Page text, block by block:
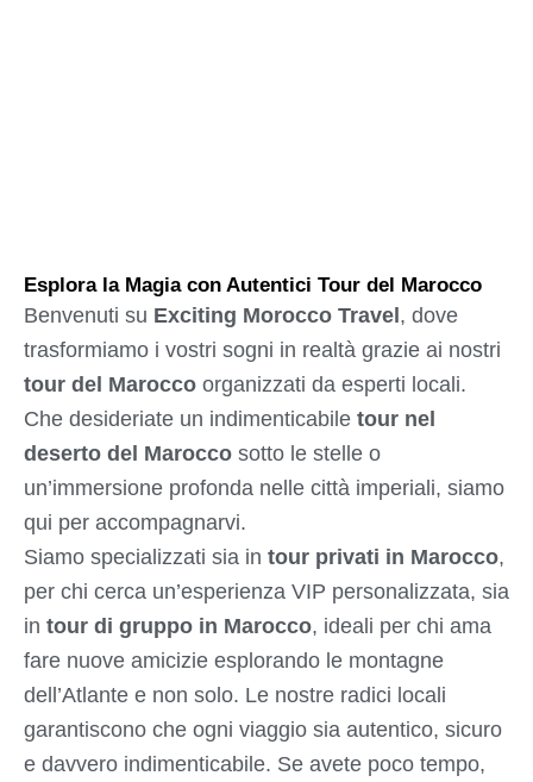
Esplora la Magia con Autentici Tour del Marocco
Benvenuti su Exciting Morocco Travel , dove
trasformiamo i vostri sogni in realtà grazie ai nostri
tour del Marocco organizzati da esperti locali.
Che desideriate un indimenticabile tour nel
deserto del Marocco sotto le stelle o
un’immersione profonda nelle città imperiali, siamo
qui per accompagnarvi.
Siamo specializzati sia in tour privati in Marocco,
per chi cerca un’esperienza VIP personalizzata, sia
in tour di gruppo in Marocco, ideali per chi ama
fare nuove amicizie esplorando le montagne
dell’Atlante e non solo. Le nostre radici locali
garantiscono che ogni viaggio sia autentico, sicuro
e davvero indimenticabile. Se avete poco tempo,